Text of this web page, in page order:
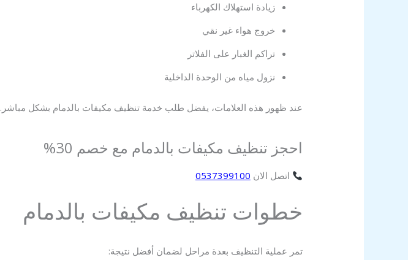
زيادة استهلاك الكهرباء
خروج هواء غير نقي
تراكم الغبار على الفلاتر
نزول مياه من الوحدة الداخلية
عند ظهور هذه العلامات، يفضل طلب خدمة تنظيف مكيفات بالدمام بشكل مباشر.
احجز تنظيف مكيفات بالدمام مع خصم 30%
اتصل الان 0537399100
خطوات تنظيف مكيفات بالدمام
تمر عملية التنظيف بعدة مراحل لضمان أفضل نتيجة: